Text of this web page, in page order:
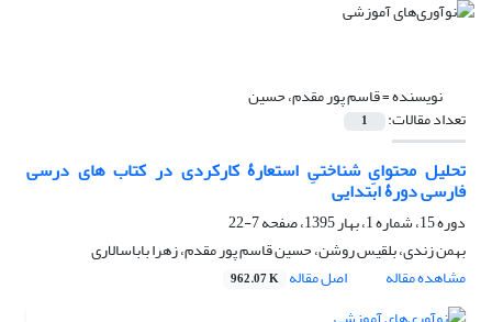
نویسنده =قاسم پور مقدم، حسین
تعداد مقالات: 1
تحلیل محتوایِ شناختیِ استعارۀ کارکردی در کتاب های درسی
فارسی دورۀ ابتدایی
دوره 15، شماره 1، بهار 1395، صفحه
7-22
بهمن زندی، بلقیس روشن، حسین قاسم پور مقدم، زهرا باباسالاری
مشاهده مقاله
اصل مقاله 962.07 K